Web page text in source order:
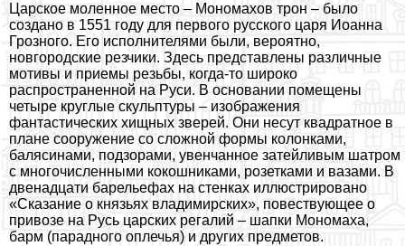
Царское моленное место – Мономахов трон – было
создано в 1551 году для первого русского царя Иоанна
Грозного. Его исполнителями были, вероятно,
новгородские резчики. Здесь представлены различные
мотивы и приемы резьбы, когда-то широко
распространенной на Руси. В основании помещены
четыре круглые скульптуры – изображения
фантастических хищных зверей. Они несут квадратное в
плане сооружение со сложной формы колонками,
балясинами, подзорами, увенчанное затейливым шатром
с многочисленными кокошниками, розетками и вазами. В
двенадцати барельефах на стенках иллюстрировано
«Сказание о князьях владимирских», повествующее о
привозе на Русь царских регалий – шапки Мономаха,
барм (парадного оплечья) и других предметов.